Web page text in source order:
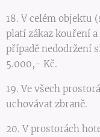
18. V celém objektu
platí zákaz kouření
případě nedodržení
5.000,- Kč.
19. Ve všech
uchovávat zbraně.
20. V prostorách